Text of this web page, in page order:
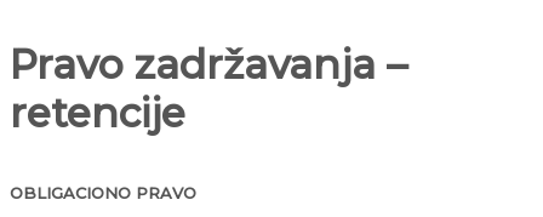
Pravo zadržavanja –
retencije
OBLIGACIONO PRAVO